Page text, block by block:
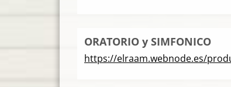
ORATORIO y SIMFONICO
https://elraam.webnode.es/